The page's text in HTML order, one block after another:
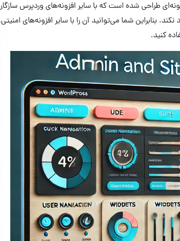
طراحی شده است که با سایر افزونه‌های وردپرس
بنابراین شما می‌توانید آن را با سایر افزونه‌های
کنید.